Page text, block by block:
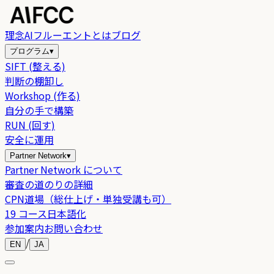
理念AIフルーエントとはブログ
プログラム▾
SIFT (整える)
判断の棚卸し
Workshop (作る)
自分の手で構築
RUN (回す)
安全に運用
Partner Network▾
Partner Network について
審査の道のりの詳細
CPN道場（総仕上げ・単独受講も可）
19 コース日本語化
参加案内お問い合わせ
EN / JA